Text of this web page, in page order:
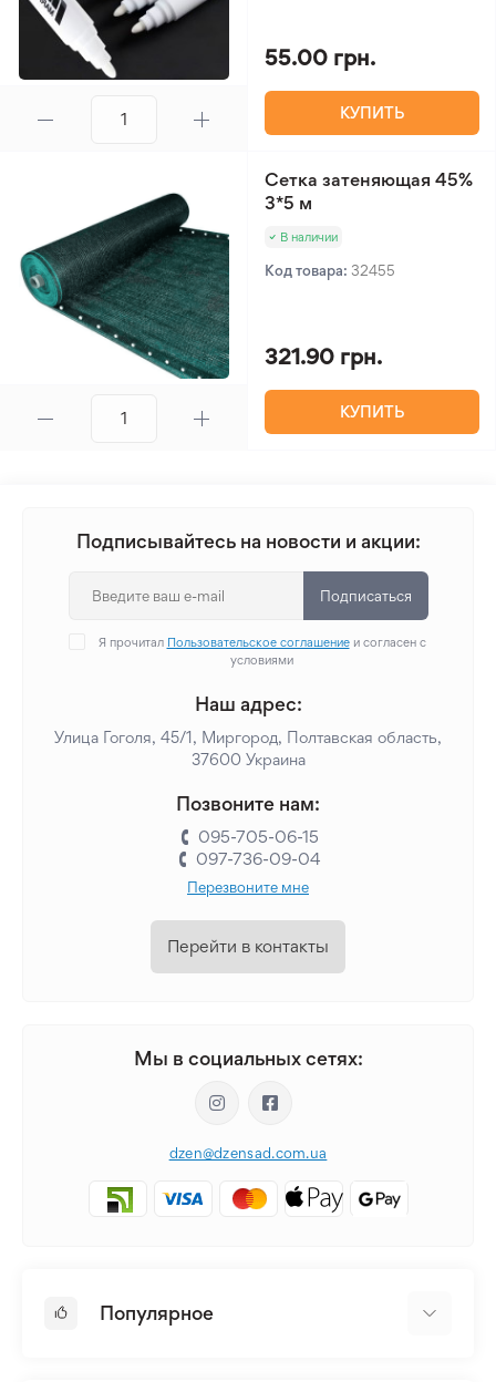
55.00 грн.
КУПИТЬ
Сетка затеняющая 45%
3*5 м
В наличии
Код товара: 32455
321.90 грн.
КУПИТЬ
Подписывайтесь на новости и акции:
Подписаться
Я прочитал Пользовательское соглашениеи согласен с
условиями
Наш адрес:
Улица Гоголя, 45/1, Миргород, Полтавская область,
37600 Украина
Позвоните нам:
095-705-06-15
097-736-09-04
Перезвоните мне
Перейти в контакты
Мы в социальных сетях:
dzen@dzensad.com.ua
Популярное